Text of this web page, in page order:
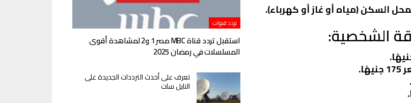
السكن (مياه أو غاز أو كهرباء).
الشخصية: تردد قنوات
استقبل تردد قناة MBC مصر 1 و2 لمشاهدة أقوى
المسلسلات في رمضان 2025
تعرف على أحدث الترددات الجديدة على
النايل سات